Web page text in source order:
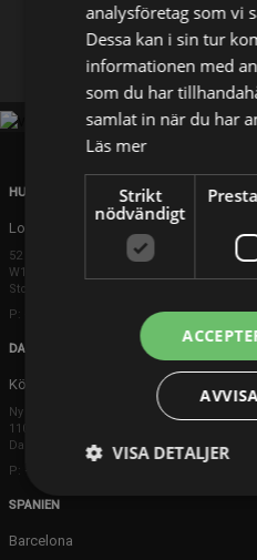
Facebook X
HUVUDKONTOR
London
52 Brook Street
W1K 5DS London
Storbritannien
P: +44 203 608 8181
DANMARK
Köpenhamn
Ny Østergade 20
1101 København K
Danmark
P: +45 3698 8480
SPANIEN
Barcelona
analysföretag som vi
Dessa kan i sin tur
informationen med
som du har
samlat in när du har
Läs mer
Strikt
nödvändigt
VISA DETALJER